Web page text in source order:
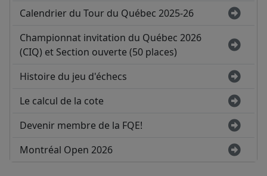
Calendrier du Tour du Québec 2025-26
Championnat invitation du Québec 2026
(CIQ) et Section ouverte (50 places)
Histoire du jeu d'échecs
Le calcul de la cote
Devenir membre de la FQE!
Montréal Open 2026